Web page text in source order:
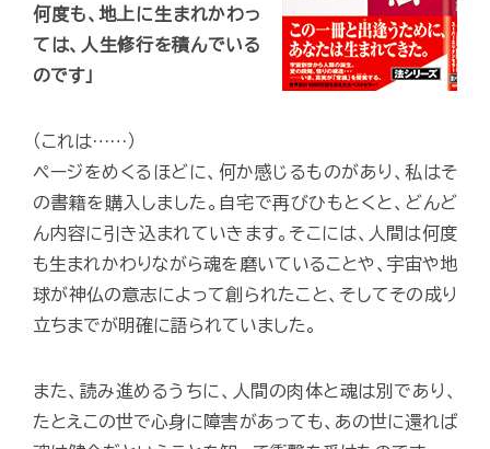
何度も、地上に生まれかわっ
ては、人生修行を積んでいる
のです」
（これは……）
ページをめくるほどに、何か感じるものがあり、私はそ
の書籍を購入しました。自宅で再びひもとくと、どんど
ん内容に引き込まれていきます。そこには、人間は何度
も生まれかわりながら魂を磨いていることや、宇宙や地
球が神仏の意志によって創られたこと、そしてその成り
立ちまでが明確に語られていました。
また、読み進めるうちに、人間の肉体と魂は別であり、
たとえこの世で心身に障害があっても、あの世に還れば